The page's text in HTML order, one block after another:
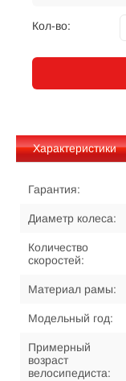
Кол-во:
Характеристики
Гарантия:
Диаметр колеса:
Количество
скоростей:
Материал рамы:
Модельный год:
Примерный
возраст
велосипедиста: